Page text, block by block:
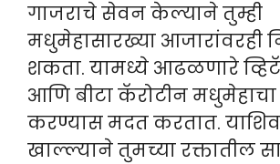
गाजराचे सेवन केल्याने तुम्ही
मधुमेहासारख्या आजारांवरही
शकता. यामध्ये आढळणारे
आणि बीटा कॅरोटीन
करण्यास मदत करतात.
खाल्ल्याने तुमच्या रक्तातील